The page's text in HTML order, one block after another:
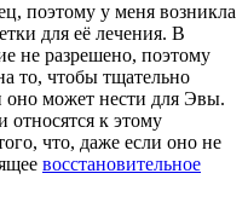
поэтому у меня возникла
для её лечения. В
не разрешено, поэтому
то, чтобы тщательно
оно может нести для Эвы.
относятся к этому
что, даже если оно не
восстановительное